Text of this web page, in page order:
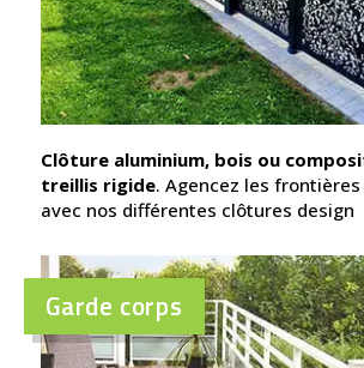
Clôture aluminium, bois ou
treillis rigide. Agencez les
avec nos différentes clôtures design
Garde corps